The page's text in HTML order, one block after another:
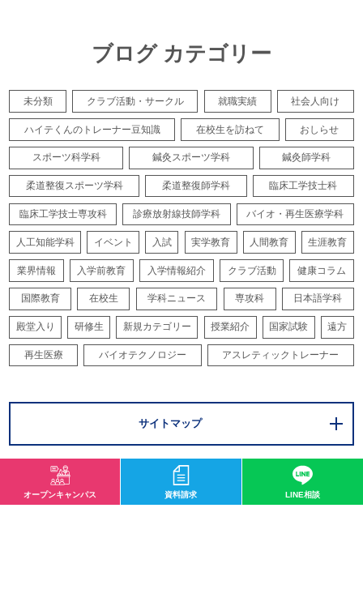
ブログ カテゴリー
未分類 クラブ活動・サークル 就職実績 社会人向け
ハイテくんのトレーナー豆知識 在校生を訪ねて おしらせ
スポーツ科学科 鍼灸スポーツ学科 鍼灸師学科
柔道整復スポーツ学科 柔道整復師学科 臨床工学技士科
臨床工学技士専攻科 診療放射線技師学科 バイオ・再生医療学科
人工知能学科 イベント 入試 実学教育 人間教育 生涯教育
業界情報 入学前教育 入学情報紹介 クラブ活動 健康コラム
国際教育 在校生 学科ニュース 専攻科 日本語学科
殿堂入り 研修生 新規カテゴリー 授業紹介 国家試験 遠方
再生医療 バイオテクノロジー アスレティックトレーナー
サイトマップ
オープンキャンパス 資料請求 LINE相談